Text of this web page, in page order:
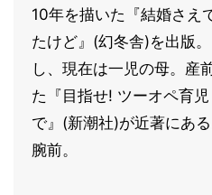
10年を描いた『結婚さえ
たけど』(幻冬舎)を出版
し、現在は一児の母。産
た『目指せ! ツーオペ育
で』(新潮社)が近著にあ
腕前。